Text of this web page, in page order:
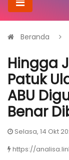
Beranda
Hingga
Patuk
ABU
Benar
Selasa, 14 Okt
https://